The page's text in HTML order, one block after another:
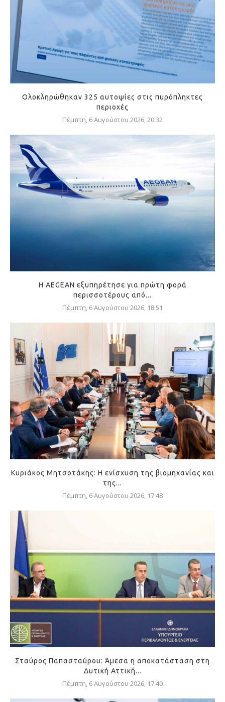
Ολοκληρώθηκαν 325 αυτοψίες στις πυρόπληκτες
περιοχές
Πέμπτη, 6 Αυγούστου 2026, 20:32
Η AEGEAN εξυπηρέτησε για πρώτη φορά
περισσοτέρους από...
Πέμπτη, 6 Αυγούστου 2026, 18:51
Κυριάκος Μητσοτάκης: Η ενίσχυση της βιομηχανίας και
της...
Πέμπτη, 6 Αυγούστου 2026, 17:48
Σταύρος Παπασταύρου: Άμεσα η αποκατάσταση στη
Δυτική Αττική...
Πέμπτη, 6 Αυγούστου 2026, 17:40